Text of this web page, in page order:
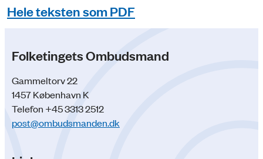
Hele teksten som PDF
Folketingets Ombudsmand
Gammeltorv 22
1457 København K
Telefon +45 3313 2512
post@ombudsmanden.dk